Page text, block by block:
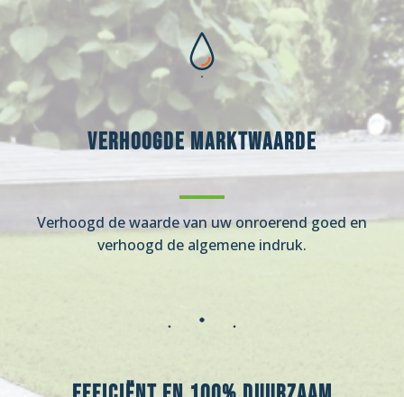
Verhoogde marktwaarde
Verhoogd de waarde van uw onroerend goed en
verhoogd de algemene indruk.